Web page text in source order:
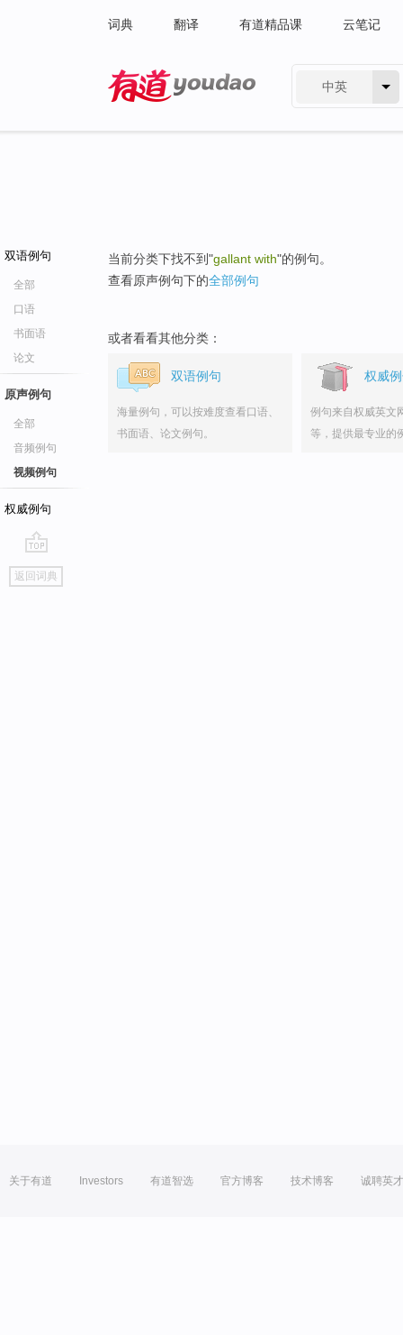
词典 翻译 有道精品课 云笔记
中英
双语例句
全部
口语
书面语
论文
原声例句
全部
音频例句
视频例句
权威例句
go
top
返回词典
当前分类下找不到"gallant with"的例句。
查看原声例句下的全部例句
或者看看其他分类：
双语例句
海量例句，可以按难度查看口语、
书面语、论文例句。
权威
例句来自权威英文
等，提供最专业的
关于有道 Investors 有道智选 官方博客 技术博客 诚聘英才